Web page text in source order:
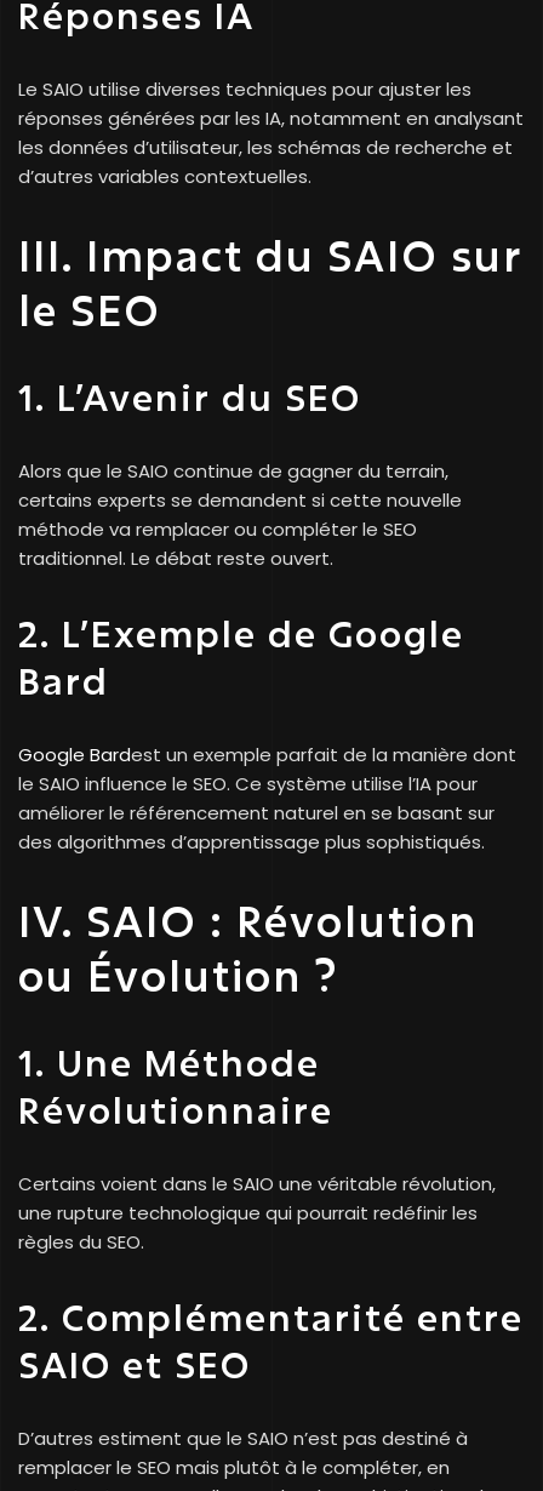
Réponses IA
Le SAIO utilise diverses techniques pour ajuster les
réponses générées par les IA, notamment en analysant
les données d’utilisateur, les schémas de recherche et
d’autres variables contextuelles.
III. Impact du SAIO sur
le SEO
1. L’Avenir du SEO
Alors que le SAIO continue de gagner du terrain,
certains experts se demandent si cette nouvelle
méthode va remplacer ou compléter le SEO
traditionnel. Le débat reste ouvert.
2. L’Exemple de Google
Bard
Google Bardest un exemple parfait de la manière dont
le SAIO influence le SEO. Ce système utilise l’IA pour
améliorer le référencement naturel en se basant sur
des algorithmes d’apprentissage plus sophistiqués.
IV. SAIO : Révolution
ou Évolution ?
1. Une Méthode
Révolutionnaire
Certains voient dans le SAIO une véritable révolution,
une rupture technologique qui pourrait redéfinir les
règles du SEO.
2. Complémentarité entre
SAIO et SEO
D’autres estiment que le SAIO n’est pas destiné à
remplacer le SEO mais plutôt à le compléter, en